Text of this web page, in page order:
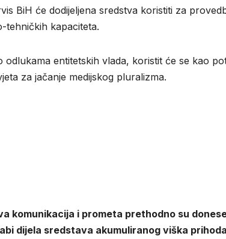
BiH će dodijeljena sredstva koristiti za
tehničkih kapaciteta.
odlukama entitetskih vlada, koristit će se kao
za jačanje medijskog pluralizma.
komunikacija i prometa prethodno su
dijela sredstava akumuliranog viška